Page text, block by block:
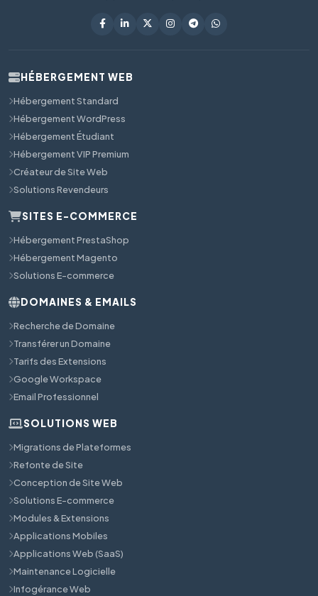
HÉBERGEMENT WEB
Hébergement Standard
Hébergement WordPress
Hébergement Étudiant
Hébergement VIP Premium
Créateur de Site Web
Solutions Revendeurs
SITES E-COMMERCE
Hébergement PrestaShop
Hébergement Magento
Solutions E-commerce
DOMAINES & EMAILS
Recherche de Domaine
Transférer un Domaine
Tarifs des Extensions
Google Workspace
Email Professionnel
SOLUTIONS WEB
Migrations de Plateformes
Refonte de Site
Conception de Site Web
Solutions E-commerce
Modules & Extensions
Applications Mobiles
Applications Web (SaaS)
Maintenance Logicielle
Infogérance Web